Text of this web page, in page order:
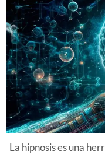
La hipnosis es una